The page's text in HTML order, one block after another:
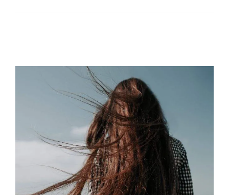
lackieren oder ein Muster einrasieren sein, in unserer
eigenen Kinderlounge werden sich die Kids bestimmt
wie kleine Stars fühlen